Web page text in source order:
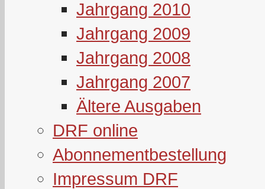
Jahrgang 2010
Jahrgang 2009
Jahrgang 2008
Jahrgang 2007
Ältere Ausgaben
DRF online
Abonnementbestellung
Impressum DRF